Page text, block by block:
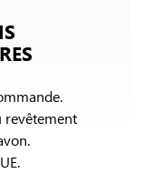
revêtement